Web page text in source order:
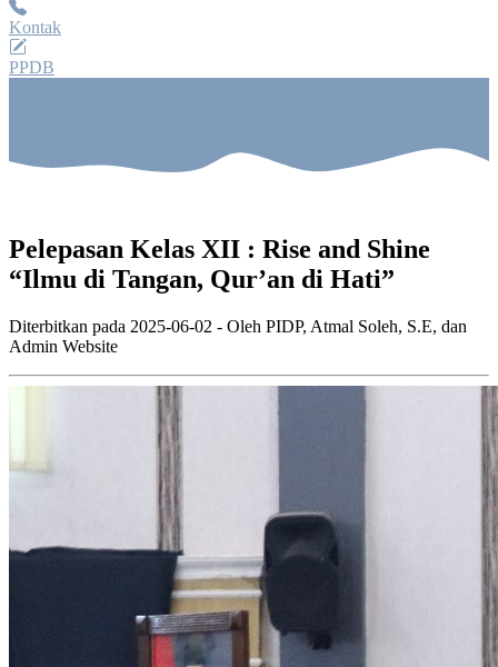
Kontak
PPDB
Pelepasan Kelas XII : Rise and Shine
“Ilmu di Tangan, Qur’an di Hati”
Diterbitkan pada 2025-06-02 - Oleh PIDP, Atmal Soleh, S.E, dan
Admin Website